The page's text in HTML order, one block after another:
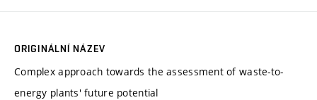
ORIGINÁLNÍ NÁZEV
Complex approach towards the assessment of waste-to-
energy plants' future potential